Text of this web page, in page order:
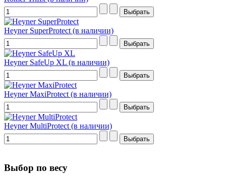
Heyner SuperProtect (в наличии)
Heyner SafeUp XL (в наличии)
Heyner MaxiProtect (в наличии)
Heyner MultiProtect (в наличии)
Выбор по весу